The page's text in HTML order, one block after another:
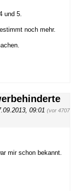
und 5.
noch mehr.
09:01 (vor 4707
mir schon bekannt.